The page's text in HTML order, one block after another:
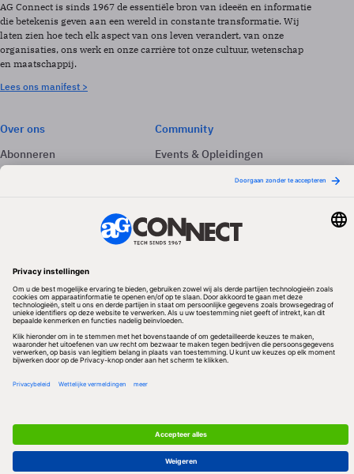
AG Connect is sinds 1967 de essentiële bron van ideeën en informatie
die betekenis geven aan een wereld in constante transformatie. Wij
laten zien hoe tech elk aspect van ons leven verandert, van onze
organisaties, ons werk en onze carrière tot onze cultuur, wetenschap
en maatschappij.
Lees ons manifest >
Over ons
Abonneren
Adverteren
Community
Events & Opleidingen
Volg ons
Redactionele partner
Algemene Voorwaarden & Copyrights